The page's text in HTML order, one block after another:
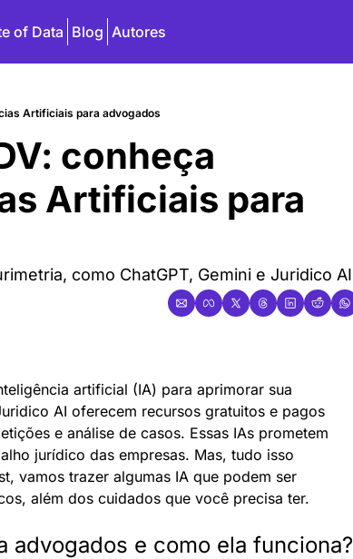
of Data Blog Autores
Artificiais para advogados
conheça
Artificiais para
como ChatGPT, Gemini e Juridico AI
artificial (IA) para aprimorar sua
AI oferecem recursos gratuitos e pagos
e análise de casos. Essas IAs prometem
jurídico das empresas. Mas, tudo isso
vamos trazer algumas IA que podem ser
além dos cuidados que você precisa ter.
advogados e como ela funciona?